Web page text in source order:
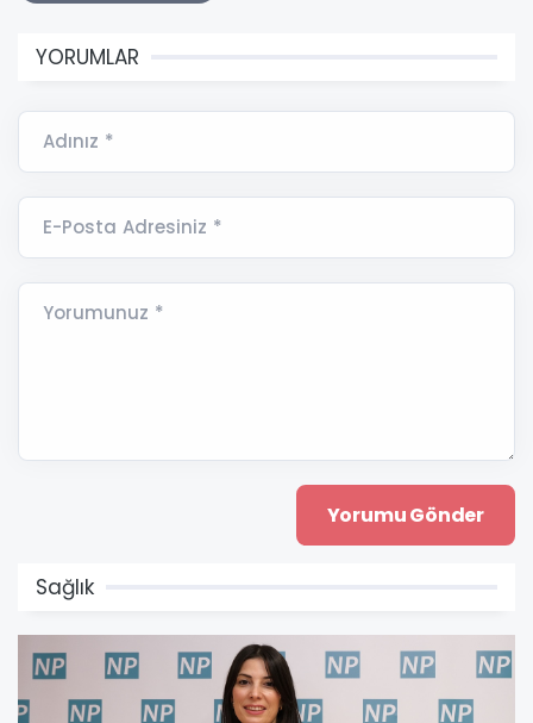
YORUMLAR
Adınız *
E-Posta Adresiniz *
Yorumunuz *
Sağlık